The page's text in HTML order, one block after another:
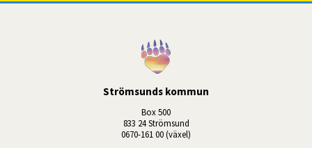
Strömsunds kommun
Box 500
833 24 Strömsund
0670-161 00 (växel)